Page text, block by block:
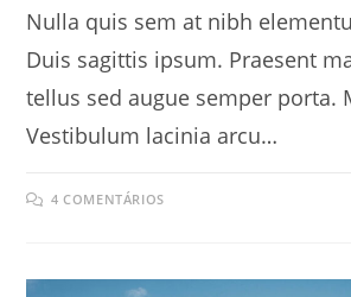
Nulla quis sem at nibh
Duis sagittis ipsum. Praesent
tellus sed augue semper porta.
Vestibulum lacinia arcu…
4 COMENTÁRIOS